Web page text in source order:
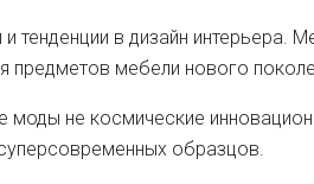
тенденции в дизайн
предметов мебели нового
моды не космические
образцов.